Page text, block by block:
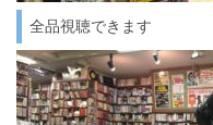
全品視聴できます